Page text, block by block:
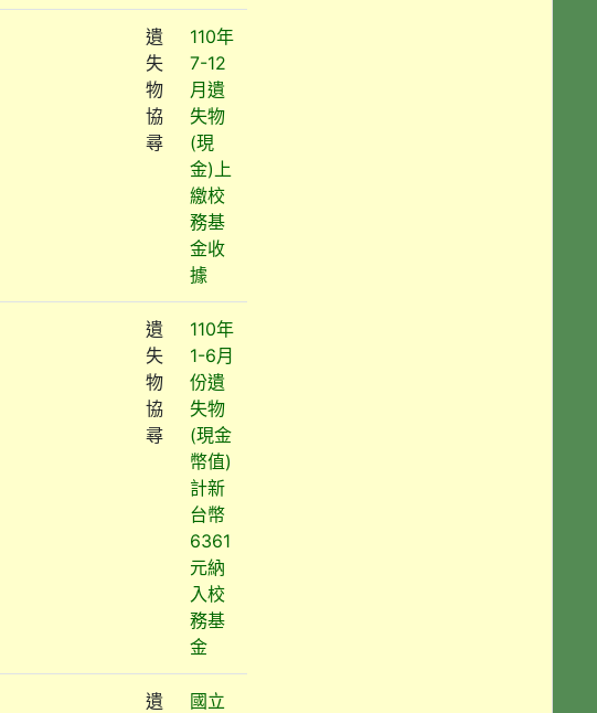
遺
失
物
協
尋
110年
7-12
月遺
失物
(現
金)上
繳校
務基
金收
據
遺
失
物
協
尋
110年
1-6月
份遺
失物
(現金
幣值)
計新
台幣
6361
元納
入校
務基
金
遺
國立